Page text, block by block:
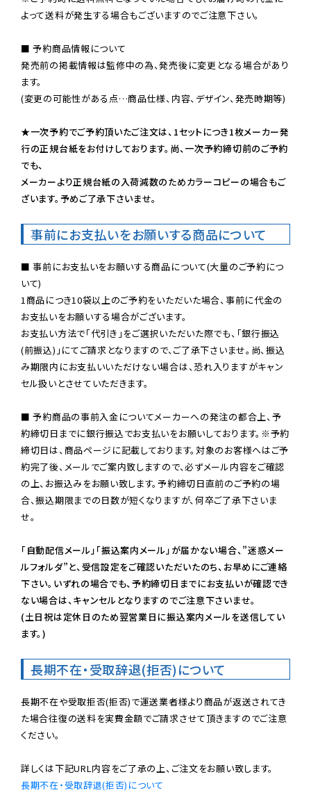
よって送料が発生する場合もございますのでご注意下さい。
■ 予約商品情報について
発売前の掲載情報は監修中の為、発売後に変更となる場合があり
ます。
(変更の可能性がある点…商品仕様、内容、デザイン、発売時期等)
★一次予約でご予約頂いたご注文は、1セットにつき1枚メーカー発
行の正規台紙をお付けしております。尚、一次予約締切前のご予約
でも、
メーカーより正規台紙の入荷減数のためカラーコピーの場合もご
ざいます。予めご了承下さいませ。
事前にお支払いをお願いする商品について
■ 事前にお支払いをお願いする商品について(大量のご予約につ
いて)
1商品につき10袋以上のご予約をいただいた場合、事前に代金の
お支払いをお願いする場合がございます。
お支払い方法で「代引き」をご選択いただいた際でも、「銀行振込
(前振込)」にてご請求となりますので、ご了承下さいませ。尚、振込
み期限内にお支払いいただけない場合は、恐れ入りますがキャン
セル扱いとさせていただきます。
■ 予約商品の事前入金についてメーカーへの発注の都合上、予
約締切日までに銀行振込でお支払いをお願いしております。※予約
締切日は、商品ページに記載しております。対象のお客様へはご予
約完了後、メールでご案内致しますので、必ずメール内容をご確認
の上、お振込みをお願い致します。予約締切日直前のご予約の場
合、振込期限までの日数が短くなりますが、何卒ご了承下さいま
せ。
「自動配信メール」「振込案内メール」が届かない場合、”迷惑メー
ルフォルダ”と、受信設定をご確認いただいたのち、お早めにご連絡
下さい。いずれの場合でも、予約締切日までにお支払いが確認でき
ない場合は、キャンセルとなりますのでご注意下さいませ。
(土日祝は定休日のため翌営業日に振込案内メールを送信してい
ます。)
長期不在・受取辞退(拒否)について
長期不在や受取拒否(拒否)で運送業者様より商品が返送されてき
た場合往復の送料を実費金額でご請求させて頂きますのでご注意
ください。
長期不在・受取辞退(拒否)について